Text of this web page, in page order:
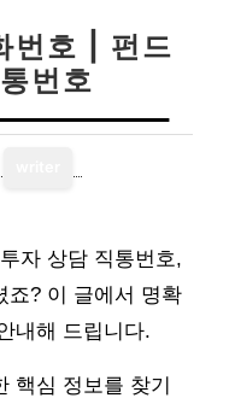
번호 | 펀드
번호
자 상담 직통번호,
죠? 이 글에서 명확
내해 드립니다.
핵심 정보를 찾기